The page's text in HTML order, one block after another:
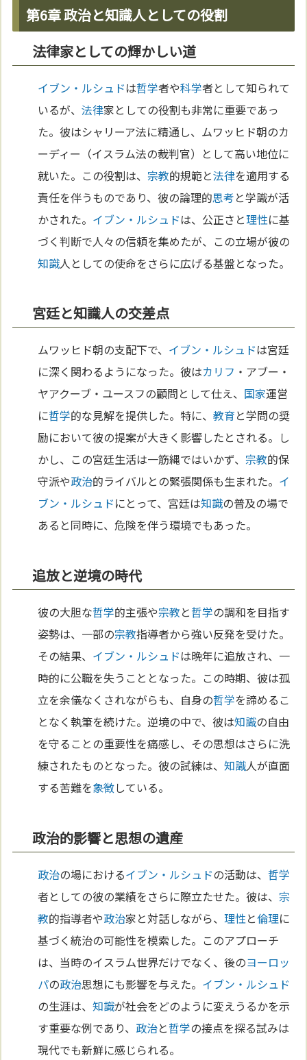
第6章 政治と知識人としての役割
法律家としての輝かしい道
イブン・ルシュドは哲学者や科学者として知られて
いるが、法律家としての役割も非常に重要であっ
た。彼はシャリーア法に精通し、ムワッヒド朝のカ
ーディー（イスラム法の裁判官）として高い地位に
就いた。この役割は、 宗教的規範と法律を適用する
責任を伴うものであり、彼の論理的思考と学識が活
かされた。 イブン・ルシュドは、公正さと理性に基
づく判断で人々の信頼を集めたが、この立場が彼の
知識人としての使命をさらに広げる基盤となった。
宮廷と知識人の交差点
ムワッヒド朝の支配下で、 イブン・ルシュドは宮廷
に深く関わるようになった。彼はカリフ ・アブー・
ヤアクーブ・ユースフの顧問として仕え、 国家運営
に哲学的な見解を提供した。特に、教育と学問の奨
励において彼の提案が大きく影響したとされる。し
かし、この宮廷生活は一筋縄ではいかず、 宗教的保
守派や政治的ライバルとの緊張関係も生まれた。 イ
ブン・ルシュドにとって、宮廷は知識の普及の場で
あると同時に、危険を伴う環境でもあった。
追放と逆境の時代
彼の大胆な哲学的主張や宗教と哲学の調和を目指す
姿勢は、一部の宗教指導者から強い反発を受けた。
その結果、 イブン・ルシュドは晩年に追放され、一
時的に公職を失うこととなった。この時期、彼は孤
立を余儀なくされながらも、自身の哲学を諦めるこ
となく執筆を続けた。逆境の中で、彼は知識の自由
を守ることの重要性を痛感し、その思想はさらに洗
練されたものとなった。彼の試練は、知識人が直面
する苦難を象徴している。
政治的影響と思想の遺産
政治の場におけるイブン・ルシュドの活動は、 哲学
者としての彼の業績をさらに際立たせた。彼は、 宗
教的指導者や政治家と対話しながら、理性と倫理に
基づく統治の可能性を模索した。このアプローチ
は、当時のイスラム世界だけでなく、後のヨーロッ
パの政治思想にも影響を与えた。 イブン・ルシュド
の生涯は、知識が社会をどのように変えうるかを示
す重要な例であり、 政治と哲学の接点を探る試みは
現代でも新鮮に感じられる。